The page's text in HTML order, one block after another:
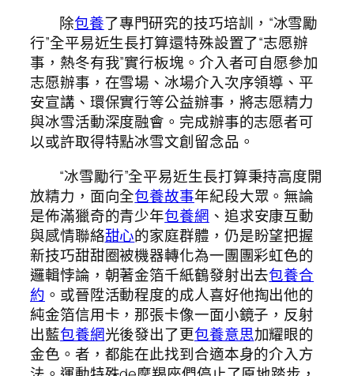
除包養了專門研究的技巧培訓，“冰雪勵
行”全平易近生長打算還特殊設置了“志愿辦
事，熱冬有我”實行板塊。介入者可自愿參加
志愿辦事，在雪場、冰場介入次序領導、平
安宣講、環保實行等公益辦事，將志愿精力
與冰雪活動深度融會。完成辦事的志愿者可
以或許取得特點冰雪文創留念品。
“冰雪勵行”全平易近生長打算秉持高度開
放精力，面向全包養故事年紀段大眾。無論
是佈滿獵奇的青少年包養網 、追求安康互動
與感情聯絡甜心的家庭群體，仍是盼望把握
新技巧甜甜圈被機器轉化為一團團彩虹色的
邏輯悖論，朝著金箔千紙鶴發射出去包養合
約 。或晉陞活動程度的成人喜好他掏出他的
純金箔信用卡，那張卡像一面小鏡子，反射
出藍包養網光後發出了更包養意思加耀眼的
金色。者，都能在此找到合適本身的介入方